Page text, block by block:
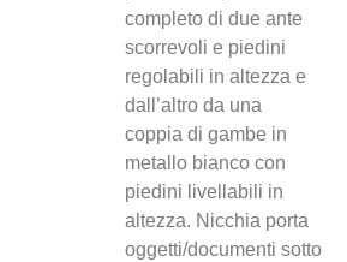
completo di due ante
scorrevoli e piedini
regolabili in altezza e
dall’altro da una
coppia di gambe in
metallo bianco con
piedini livellabili in
altezza. Nicchia porta
oggetti/documenti sotto